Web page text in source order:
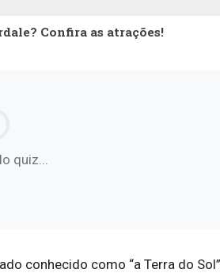
Confira as atrações!
quiz...
conhecido como “a Terra do